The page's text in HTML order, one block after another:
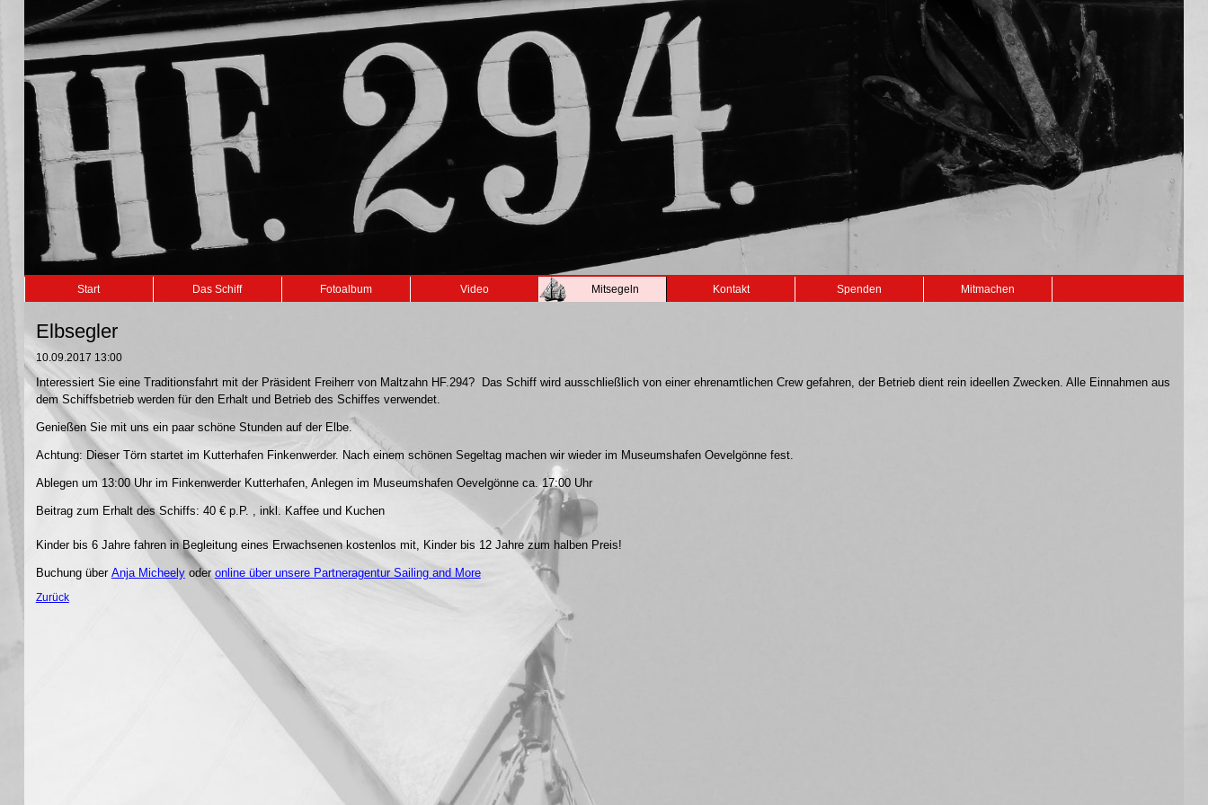
Navigation
überspringen
Start Das Schiff Fotoalbum Video Mitsegeln Kontakt Spenden Mitmachen
Elbsegler
10.09.2017 13:00
Interessiert Sie eine Traditionsfahrt mit der Präsident Freiherr von Maltzahn HF.294? Das Schiff wird ausschließlich von einer ehrenamtlichen Crew gefahren, der Betrieb dient rein ideellen Zwecken. Alle Einnahmen aus
dem Schiffsbetrieb werden für den Erhalt und Betrieb des Schiffes verwendet.
Genießen Sie mit uns ein paar schöne Stunden auf der Elbe.
Achtung: Dieser Törn startet im Kutterhafen Finkenwerder. Nach einem schönen Segeltag machen wir wieder im Museumshafen Oevelgönne fest.
Ablegen um 13:00 Uhr im Finkenwerder Kutterhafen, Anlegen im Museumshafen Oevelgönne ca. 17:00 Uhr
Beitrag zum Erhalt des Schiffs: 40 € p.P. , inkl. Kaffee und Kuchen
Kinder bis 6 Jahre fahren in Begleitung eines Erwachsenen kostenlos mit, Kinder bis 12 Jahre zum halben Preis!
Buchung über Anja Micheelyoder online über unsere Partneragentur Sailing and More
Zurück